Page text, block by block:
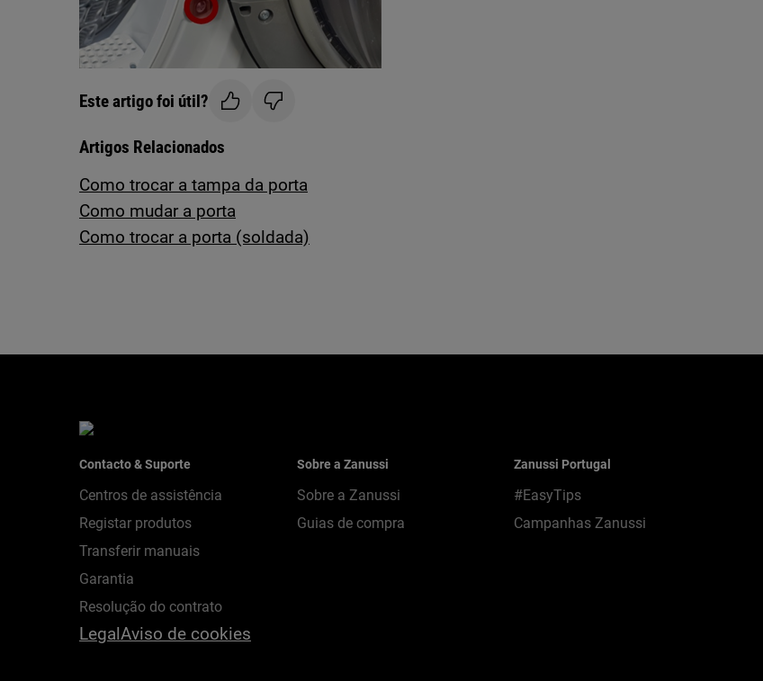
Este artigo foi útil?
Artigos Relacionados
Como trocar a tampa da porta
Como mudar a porta
Como trocar a porta (soldada)
Contacto & Suporte
Centros de assistência
Registar produtos
Transferir manuais
Garantia
Resolução do contrato
Sobre a Zanussi
Sobre a Zanussi
Guias de compra
Zanussi Portugal
#EasyTips
Campanhas Zanussi
LegalAviso de cookies